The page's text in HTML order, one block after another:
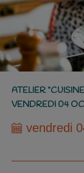
ATELIER
VENDREDI 04
vendredi